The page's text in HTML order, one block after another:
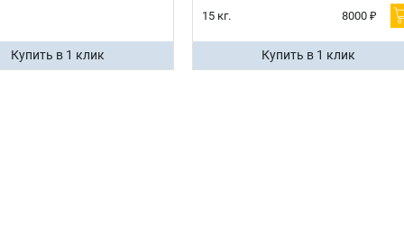
Купить в 1 клик
15 кг. 8000 ₽
Купить в 1 клик